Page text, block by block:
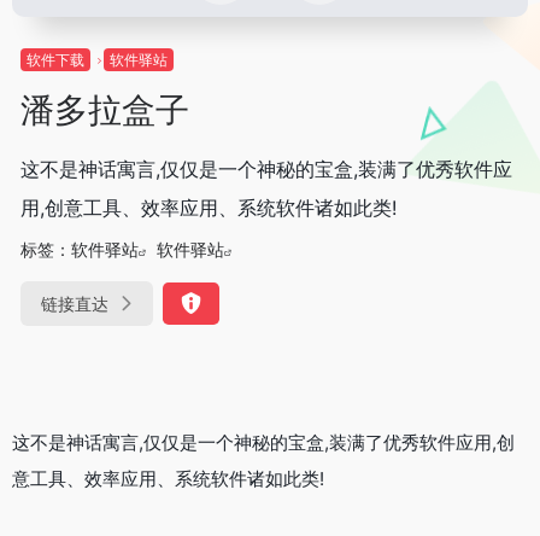
软件下载 软件驿站
潘多拉盒子
这不是神话寓言,仅仅是一个神秘的宝盒,装满了优秀软件应
用,创意工具、效率应用、系统软件诸如此类!
标签： 软件驿站 软件驿站
链接直达
这不是神话寓言,仅仅是一个神秘的宝盒,装满了优秀软件应用,创
意工具、效率应用、系统软件诸如此类!